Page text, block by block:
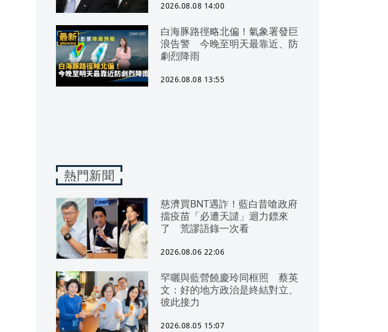
2026.08.08 14:00
白海豚路徑略北偏！氣象署發巨
浪告警 今晚至明天最靠近、防
劇烈降雨
2026.08.08 13:55
熱門新聞
慈濟買BNT遇詐！藍白昔嗆政府
擋疫苗「必遭天譴」迴力鏢來
了 荒謬語錄一次看
2026.08.06 22:06
罕曬與藍營饒慶玲同框照 蔡英
文：好的地方政治是終結對立、
彼此接力
2026.08.05 15:07